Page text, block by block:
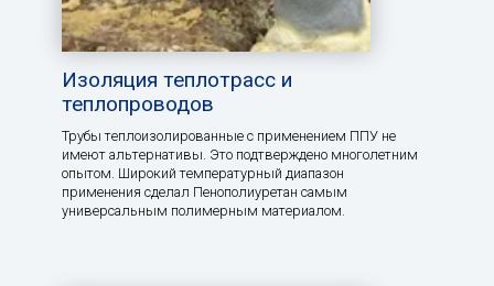
Изоляция теплотрасс и
теплопроводов
Трубы теплоизолированные с применением ППУ не
имеют альтернативы. Это подтверждено многолетним
опытом. Широкий температурный диапазон
применения сделал Пенополиуретан самым
универсальным полимерным материалом.